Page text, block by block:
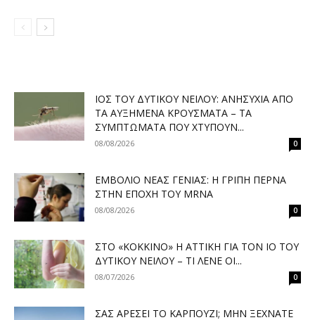
ΙΌΣ ΤΟΥ ΔΥΤΙΚΟΎ ΝΕΊΛΟΥ: ΑΝΗΣΥΧΊΑ ΑΠΌ
ΤΑ ΑΥΞΗΜΈΝΑ ΚΡΟΎΣΜΑΤΑ – ΤΑ
ΣΥΜΠΤΏΜΑΤΑ ΠΟΥ ΧΤΥΠΟΎΝ...
08/08/2026 0
ΕΜΒΌΛΙΟ ΝΈΑΣ ΓΕΝΙΆΣ: Η ΓΡΊΠΗ ΠΕΡΝΆ
ΣΤΗΝ ΕΠΟΧΉ ΤΟΥ MRNA
08/08/2026 0
ΣΤΟ «ΚΌΚΚΙΝΟ» Η ΑΤΤΙΚΉ ΓΙΑ ΤΟΝ ΙΌ ΤΟΥ
ΔΥΤΙΚΟΎ ΝΕΊΛΟΥ – ΤΙ ΛΈΝΕ ΟΙ...
08/07/2026 0
ΣΑΣ ΑΡΈΣΕΙ ΤΟ ΚΑΡΠΟΎΖΙ; ΜΗΝ ΞΕΧΝΆΤΕ